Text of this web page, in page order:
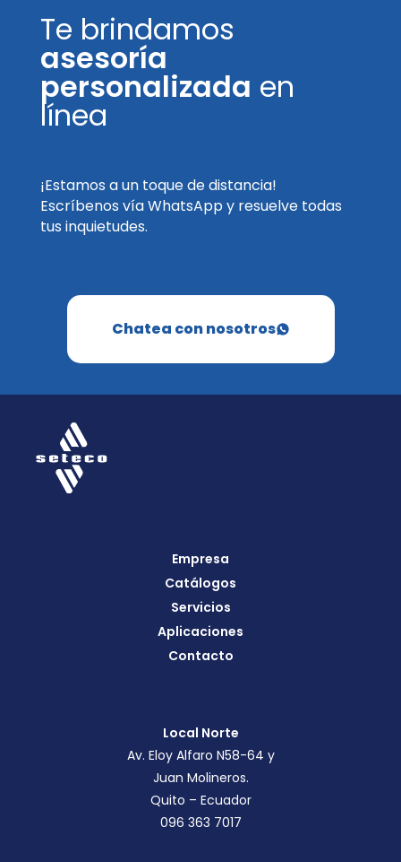
Te brindamos
asesoría
personalizada en
línea
¡Estamos a un toque de distancia!
Escríbenos vía WhatsApp y resuelve todas
tus inquietudes.
Chatea con nosotros
Empresa
Catálogos
Servicios
Aplicaciones
Contacto
Local Norte
Av. Eloy Alfaro N58-64 y
Juan Molineros.
Quito – Ecuador
096 363 7017